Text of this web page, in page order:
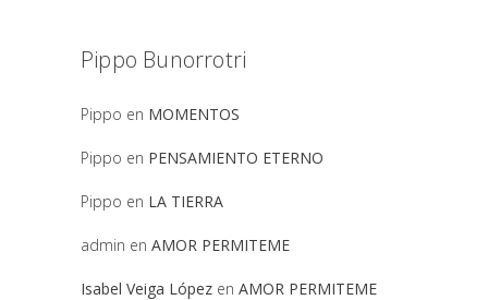
Pippo Bunorrotri
Pippo en MOMENTOS
Pippo en PENSAMIENTO ETERNO
Pippo en LA TIERRA
admin en AMOR PERMITEME
Isabel Veiga López en AMOR PERMITEME